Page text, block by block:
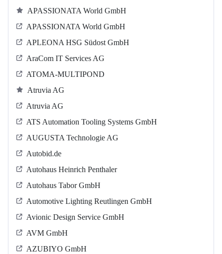
APASSIONATA World GmbH
APASSIONATA World GmbH
APLEONA HSG Südost GmbH
AraCom IT Services AG
ATOMA-MULTIPOND
Atruvia AG
Atruvia AG
ATS Automation Tooling Systems GmbH
AUGUSTA Technologie AG
Autobid.de
Autohaus Heinrich Penthaler
Autohaus Tabor GmbH
Automotive Lighting Reutlingen GmbH
Avionic Design Service GmbH
AVM GmbH
AZUBIYO GmbH